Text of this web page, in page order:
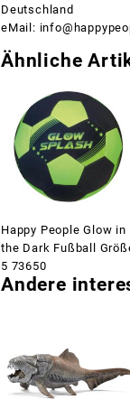
Deutschland
eMail:
Ähnliche
Happy People Glow in
the Dark Fußball
5 73650
Andere